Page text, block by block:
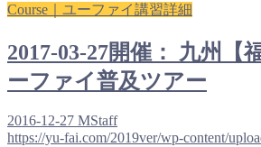
Course｜ユーファイ講習詳細
2017-03-27開催： 九州【
ーファイ普及ツアー
2016-12-27 MStaff
https://yu-fai.com/2019ver/wp-content/